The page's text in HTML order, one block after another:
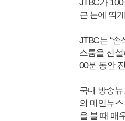
JTBC가
근 눈에 띄
JTBC는 “
스룸을 신설
00분 동안
국내 방송
의 메인뉴
을 볼 때 매